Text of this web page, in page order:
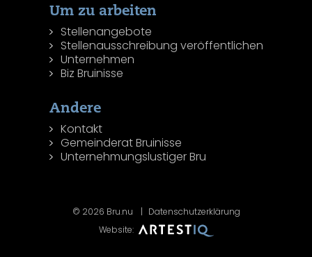
Um zu arbeiten
Stellenangebote
Stellenausschreibung veröffentlichen
Unternehmen
Biz Bruinisse
Andere
Kontakt
Gemeinderat Bruinisse
Unternehmungslustiger Bru
© 2026 Bru.nu
Datenschutzerklärung
Website: